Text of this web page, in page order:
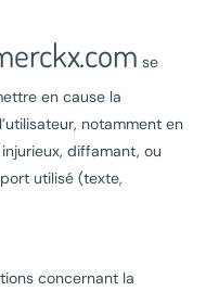
se
en cause la
notamment en
diffamant, ou
utilisé (texte,
concernant la